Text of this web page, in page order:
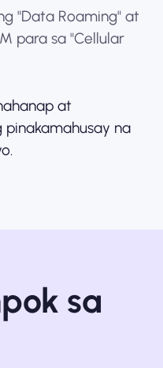
"Data Roaming" at
para sa "Cellular
at
pinakamahusay na
sa